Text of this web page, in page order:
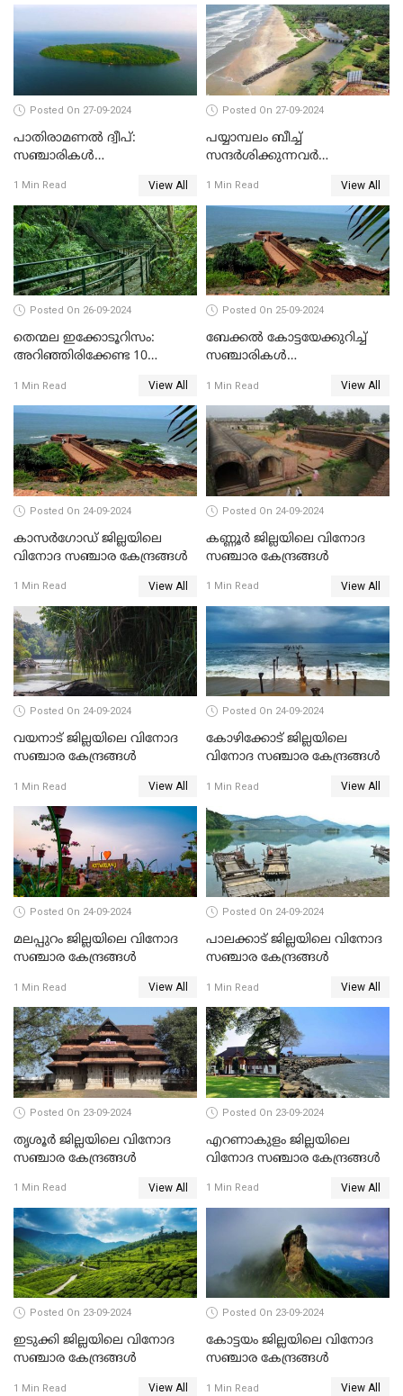
തീരദേശ ജല ഗുണനിലവാര
സൂചികയില്‍ ഒന്നാമത്
Posted On 27-09-2024
പാതിരാമണൽ ദ്വീപ്:
സഞ്ചാരികൾ
കാര്യങ്ങൾ
1 Min Read View All
Posted On 27-09-2024
പയ്യാമ്പലം ബീച്ച്
സന്ദർശിക്കുന്നവർ
കാര്യങ്ങൾ
1 Min Read View All
Posted On 26-09-2024
തെന്മല ഇക്കോടൂറിസം:
അറിഞ്ഞിരിക്കേണ്ട 10
1 Min Read View All
Posted On 25-09-2024
ബേക്കൽ കോട്ടയേക്കുറിച്ച്
സഞ്ചാരികൾ
കാര്യങ്ങൾ
1 Min Read View All
Posted On 24-09-2024
കാസർഗോഡ് ജില്ലയിലെ
വിനോദ സഞ്ചാര കേന്ദ്രങ്ങൾ
1 Min Read View All
Posted On 24-09-2024
കണ്ണൂർ ജില്ലയിലെ വിനോദ
സഞ്ചാര കേന്ദ്രങ്ങൾ
1 Min Read View All
Posted On 24-09-2024
വയനാട് ജില്ലയിലെ വിനോദ
സഞ്ചാര കേന്ദ്രങ്ങൾ
1 Min Read View All
Posted On 24-09-2024
കോഴിക്കോട് ജില്ലയിലെ
വിനോദ സഞ്ചാര കേന്ദ്രങ്ങൾ
1 Min Read View All
Posted On 24-09-2024
മലപ്പുറം ജില്ലയിലെ വിനോദ
സഞ്ചാര കേന്ദ്രങ്ങൾ
1 Min Read View All
Posted On 24-09-2024
പാലക്കാട് ജില്ലയിലെ വിനോദ
സഞ്ചാര കേന്ദ്രങ്ങൾ
1 Min Read View All
Posted On 23-09-2024
തൃശൂർ ജില്ലയിലെ വിനോദ
സഞ്ചാര കേന്ദ്രങ്ങൾ
1 Min Read View All
Posted On 23-09-2024
എറണാകുളം ജില്ലയിലെ
വിനോദ സഞ്ചാര കേന്ദ്രങ്ങൾ
1 Min Read View All
Posted On 23-09-2024
ഇടുക്കി ജില്ലയിലെ വിനോദ
സഞ്ചാര കേന്ദ്രങ്ങൾ
1 Min Read View All
Posted On 23-09-2024
കോട്ടയം ജില്ലയിലെ വിനോദ
സഞ്ചാര കേന്ദ്രങ്ങൾ
1 Min Read View All